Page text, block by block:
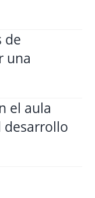
de
una
el aula
desarrollo